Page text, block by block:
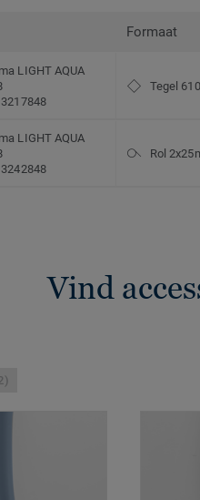
Formaat
LIGHT AQUA
Tegel
LIGHT AQUA
Rol
Vind